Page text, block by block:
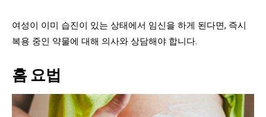
여성이 이미 습진이 있는 상태에서 임신을 하게 된다면, 즉시
복용 중인 약물에 대해 의사와 상담해야 합니다.
홈 요법